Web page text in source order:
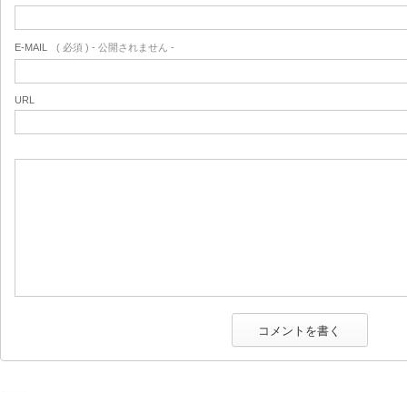
E-MAIL ( 必須 ) - 公開されません -
URL